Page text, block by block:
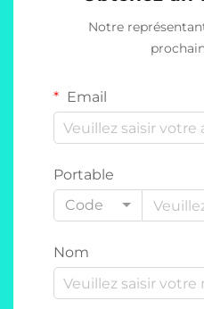
Notre
Email
Portable
Code
Nom